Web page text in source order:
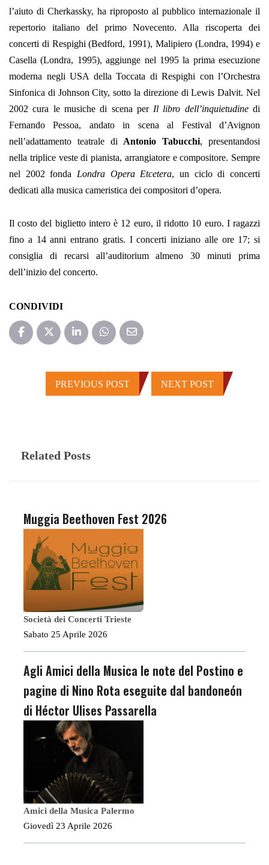
l’aiuto di Cherkassky, ha riproposto al pubblico internazionale il
repertorio italiano del primo Novecento. Alla riscoperta dei
concerti di Respighi (Bedford, 1991), Malipiero (Londra, 1994) e
Casella (Londra, 1995), aggiunge nel 1995 la prima esecuzione
moderna negli USA della Toccata di Respighi con l’Orchestra
Sinfonica di Johnson City, sotto la direzione di Lewis Dalvit. Nel
2002 cura le musiche di scena per Il libro dell’inquietudinedi
Fernando Pessoa, andato in scena al Festival d’Avignon
nell’adattamento teatrale di Antonio Tabucchi, presentandosi
nella triplice veste di pianista, arrangiatore e compositore. Sempre
nel 2002 fonda Londra Opera Etcetera, un ciclo di concerti
dedicati alla musica cameristica dei compositori d’opera.
Il costo del biglietto intero è 12 euro, il ridotto 10 euro. I ragazzi
fino a 14 anni entrano gratis. I concerti iniziano alle ore 17; si
consiglia di recarsi all’auditorium almeno 30 minuti prima
dell’inizio del concerto.
CONDIVIDI
PREVIOUS POST NEXT POST
Related Posts
Muggia Beethoven Fest 2026
Società dei Concerti Trieste
Sabato 25 Aprile 2026
Agli Amici della Musica le note del Postino e
pagine di Nino Rota eseguite dal bandoneón
di Héctor Ulises Passarella
Amici della Musica Palermo
Giovedì 23 Aprile 2026